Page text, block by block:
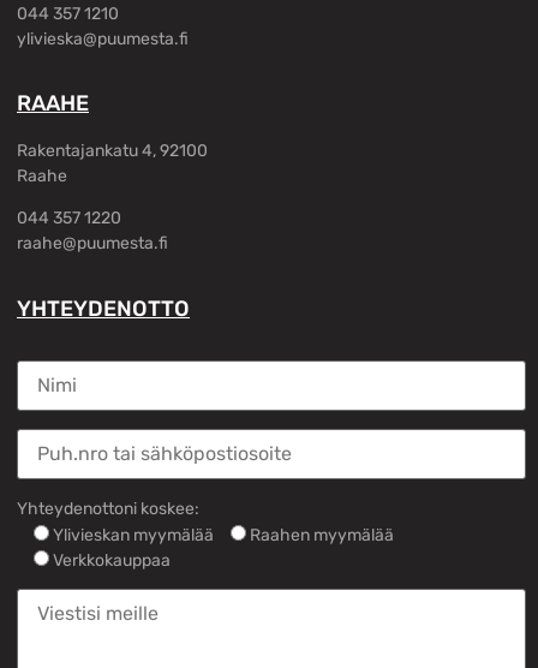
044 357 1210
ylivieska@puumesta.fi
RAAHE
Rakentajankatu 4, 92100
Raahe
044 357 1220
raahe@puumesta.fi
YHTEYDENOTTO
Yhteydenottoni koskee:
Ylivieskan myymälää
Raahen myymälää
Verkkokauppaa